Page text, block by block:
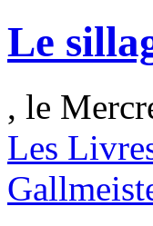
Le
, le
Les